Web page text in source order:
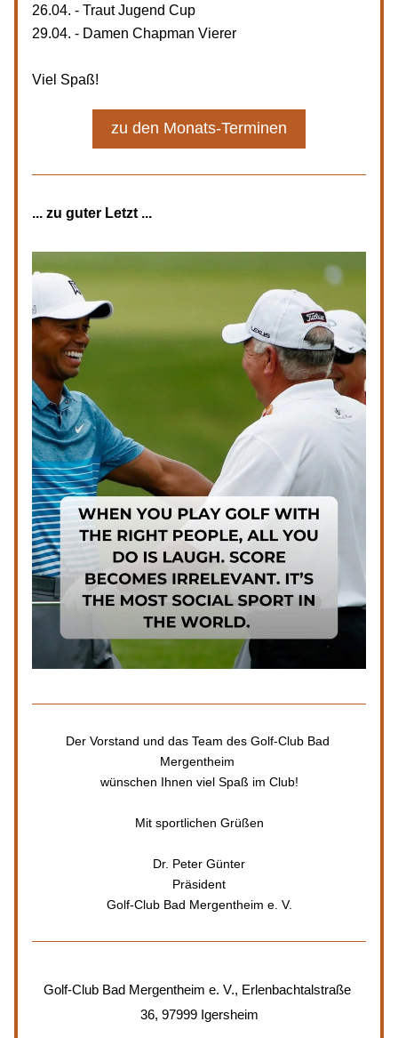
26.04. - Traut Jugend Cup
29.04. - Damen Chapman Vierer
Viel Spaß!
zu den Monats-Terminen
... zu guter Letzt ...
Der Vorstand und das Team des Golf-Club Bad
Mergentheim
wünschen Ihnen viel Spaß im Club!
Mit sportlichen Grüßen
Dr. Peter Günter
Präsident
Golf-Club Bad Mergentheim e. V.
Golf-Club Bad Mergentheim e. V., Erlenbachtalstraße
36, 97999 Igersheim